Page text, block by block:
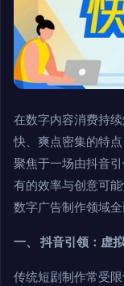
在数字内容消费持
快、爽点密集的特
聚焦于一场由抖音
有的效率与创意可
数字广告制作领域全
一、 抖音引领：虚
传统短剧制作常受